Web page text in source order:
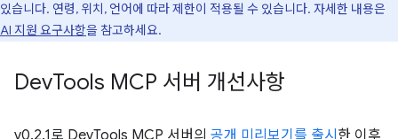
있습니다. 연령, 위치, 언어에 따라 제한이 적용될 수 있습니다. 자세한 내용은
AI 지원 요구사항을 참고하세요.
DevTools MCP 서버 개선사항